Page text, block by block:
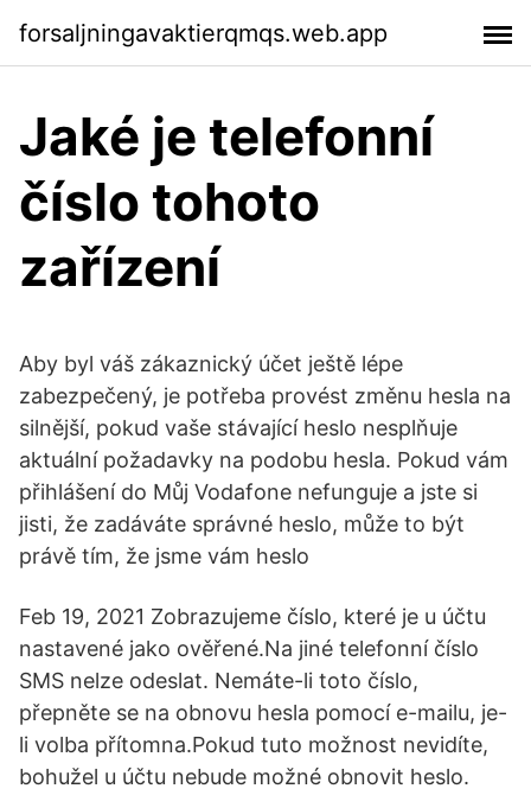
forsaljningavaktierqmqs.web.app
Jaké je telefonní
číslo tohoto
zařízení
Aby byl váš zákaznický účet ještě lépe
zabezpečený, je potřeba provést změnu hesla na
silnější, pokud vaše stávající heslo nesplňuje
aktuální požadavky na podobu hesla. Pokud vám
přihlášení do Můj Vodafone nefunguje a jste si
jisti, že zadáváte správné heslo, může to být
právě tím, že jsme vám heslo
Feb 19, 2021 Zobrazujeme číslo, které je u účtu
nastavené jako ověřené.Na jiné telefonní číslo
SMS nelze odeslat. Nemáte-li toto číslo,
přepněte se na obnovu hesla pomocí e-mailu, je-
li volba přítomna.Pokud tuto možnost nevidíte,
bohužel u účtu nebude možné obnovit heslo.